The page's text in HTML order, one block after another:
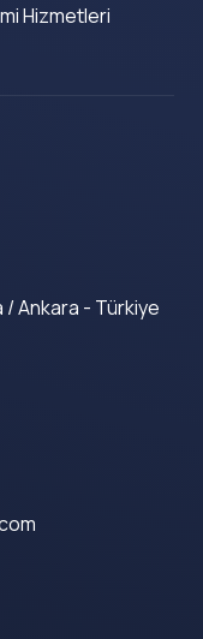
Hizmetleri
/ Ankara - Türkiye